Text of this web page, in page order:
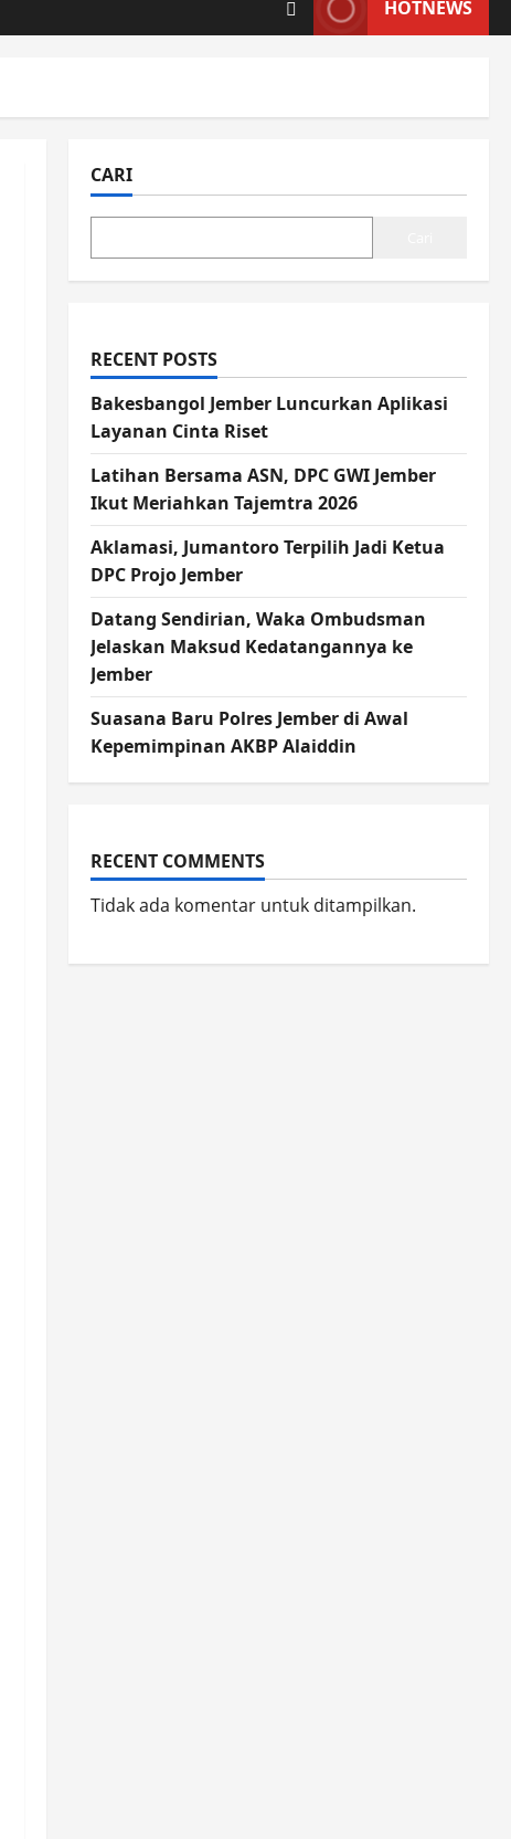
HOTNEWS
CARI
RECENT POSTS
Bakesbangol Jember Luncurkan Aplikasi
Layanan Cinta Riset
Latihan Bersama ASN, DPC GWI Jember
Ikut Meriahkan Tajemtra 2026
Aklamasi, Jumantoro Terpilih Jadi Ketua
DPC Projo Jember
Datang Sendirian, Waka Ombudsman
Jelaskan Maksud Kedatangannya ke
Jember
Suasana Baru Polres Jember di Awal
Kepemimpinan AKBP Alaiddin
RECENT COMMENTS
Tidak ada komentar untuk ditampilkan.